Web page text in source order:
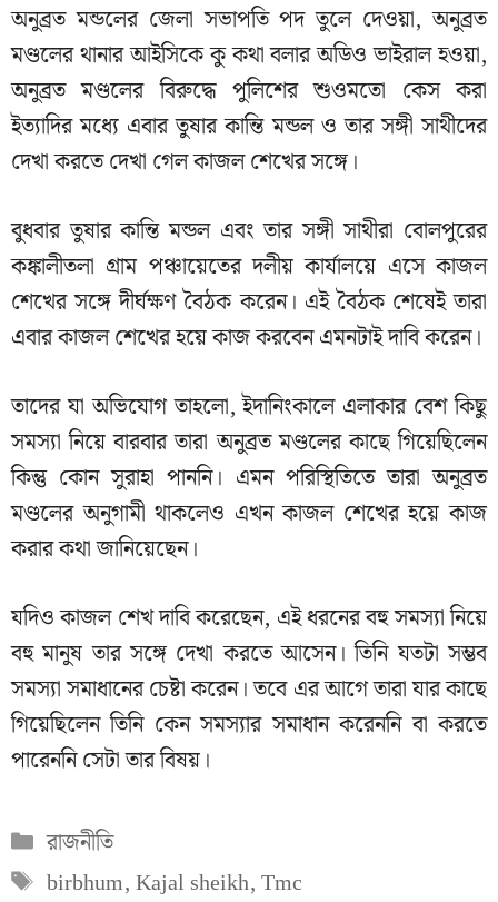
অনুব্রত মন্ডলের জেলা সভাপতি পদ তুলে দেওয়া, অনুব্রত
মণ্ডলের থানার আইসিকে কু কথা বলার অডিও ভাইরাল হওয়া,
অনুব্রত মণ্ডলের বিরুদ্ধে পুলিশের শুওমতো কেস করা
ইত্যাদির মধ্যে এবার তুষার কান্তি মন্ডল ও তার সঙ্গী সাথীদের
দেখা করতে দেখা গেল কাজল শেখের সঙ্গে।
বুধবার তুষার কান্তি মন্ডল এবং তার সঙ্গী সাথীরা বোলপুরের
কঙ্কালীতলা গ্রাম পঞ্চায়েতের দলীয় কার্যালয়ে এসে কাজল
শেখের সঙ্গে দীর্ঘক্ষণ বৈঠক করেন। এই বৈঠক শেষেই তারা
এবার কাজল শেখের হয়ে কাজ করবেন এমনটাই দাবি করেন।
তাদের যা অভিযোগ তাহলো, ইদানিংকালে এলাকার বেশ কিছু
সমস্যা নিয়ে বারবার তারা অনুব্রত মণ্ডলের কাছে গিয়েছিলেন
কিন্তু কোন সুরাহা পাননি। এমন পরিস্থিতিতে তারা অনুব্রত
মণ্ডলের অনুগামী থাকলেও এখন কাজল শেখের হয়ে কাজ
করার কথা জানিয়েছেন।
যদিও কাজল শেখ দাবি করেছেন, এই ধরনের বহু সমস্যা নিয়ে
বহু মানুষ তার সঙ্গে দেখা করতে আসেন। তিনি যতটা সম্ভব
সমস্যা সমাধানের চেষ্টা করেন। তবে এর আগে তারা যার কাছে
গিয়েছিলেন তিনি কেন সমস্যার সমাধান করেননি বা করতে
পারেননি সেটা তার বিষয়।
Categories
রাজনীতি
Tags
birbhum,Kajal sheikh,Tmc